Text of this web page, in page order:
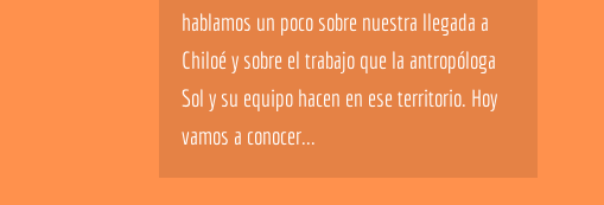
hablamos un poco sobre nuestra llegada a
Chiloé y sobre el trabajo que la antropóloga
Sol y su equipo hacen en ese territorio. Hoy
vamos a conocer...